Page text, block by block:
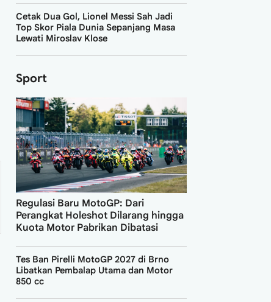
Cetak Dua Gol, Lionel Messi Sah Jadi
Top Skor Piala Dunia Sepanjang Masa
Lewati Miroslav Klose
Sport
Regulasi Baru MotoGP: Dari
Perangkat Holeshot Dilarang hingga
Kuota Motor Pabrikan Dibatasi
Tes Ban Pirelli MotoGP 2027 di Brno
Libatkan Pembalap Utama dan Motor
850 cc